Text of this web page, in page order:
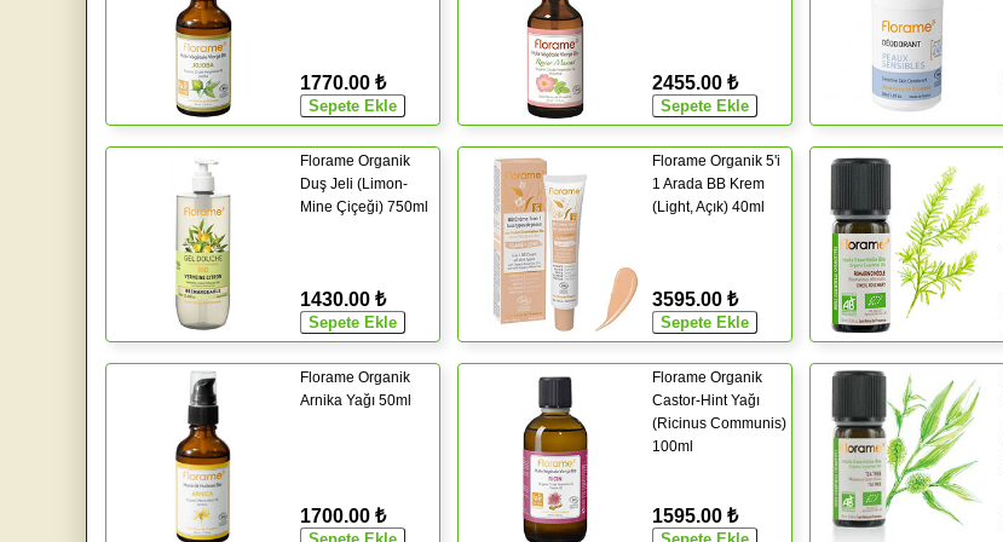
1770.00 ₺ 2455.00 ₺
Florame Organik
Duş Jeli (Limon-
Mine Çiçeği) 750ml
1430.00 ₺
Florame Organik 5'i
1 Arada BB Krem
(Light, Açık) 40ml
3595.00 ₺
Florame Organik
Arnika Yağı 50ml
1700.00 ₺
Florame Organik
Castor-Hint Yağı
(Ricinus Communis)
100ml
1595.00 ₺